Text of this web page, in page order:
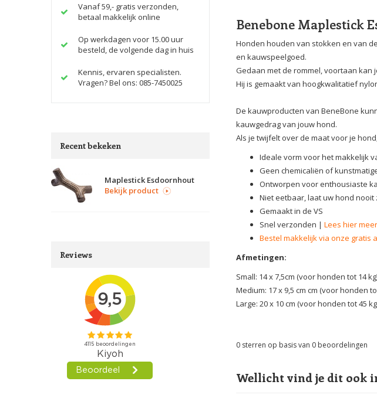
Vanaf 59,- gratis verzonden,
betaal makkelijk online
Op werkdagen voor 15.00 uur
besteld, de volgende dag in huis
Kennis, ervaren specialisten.
Vragen? Bel ons: 085-7450025
Recent bekeken
Maplestick Esdoornhout
Bekijk product
Reviews
Benebone Maplestick
Honden houden van stokken en van
en kauwspeelgoed.
Gedaan met de rommel, voortaan
Hij is gemaakt van hoogkwalitatief
De kauwproducten van BeneBone
kauwgedrag van jouw hond.
Als je twijfelt over de maat voor je
Ideale vorm voor het makkelijk
Geen chemicaliën of
Ontworpen voor enthousiaste
Niet eetbaar, laat uw hond
Gemaakt in de VS
Snel verzonden | Lees hier
Bestel makkelijk via onze gratis
Afmetingen:
Small: 14 x 7,5cm (voor honden tot 14
Medium: 17 x 9,5 cm cm (voor honden
Large: 20 x 10 cm (voor honden tot 45
0 sterren op basis van 0 beoordelingen
Wellicht vind je dit ook